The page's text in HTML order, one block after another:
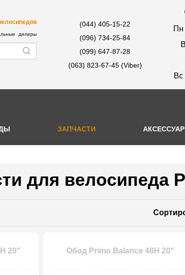
дилеры
(044) 405-15-22
(096) 734-25-84
(099) 647-87-28
(063) 823-67-45 (Viber)
Пн
Вс
ЗАПЧАСТИ
для велосипеда
20" Обод Primo Balance 48H 20"